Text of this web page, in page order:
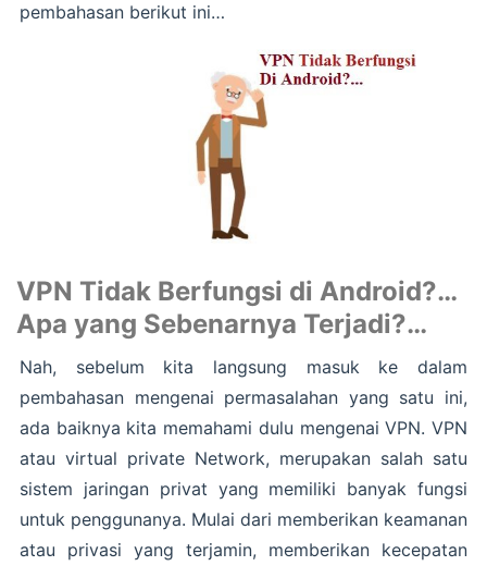
pembahasan berikut ini…
VPN Tidak Berfungsi di Android?…
Apa yang Sebenarnya Terjadi?…
Nah, sebelum kita langsung masuk ke dalam
pembahasan mengenai permasalahan yang satu ini,
ada baiknya kita memahami dulu mengenai VPN. VPN
atau virtual private Network, merupakan salah satu
sistem jaringan privat yang memiliki banyak fungsi
untuk penggunanya. Mulai dari memberikan keamanan
atau privasi yang terjamin, memberikan kecepatan